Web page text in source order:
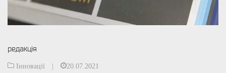
редакція
Інновації | 20.07.2021